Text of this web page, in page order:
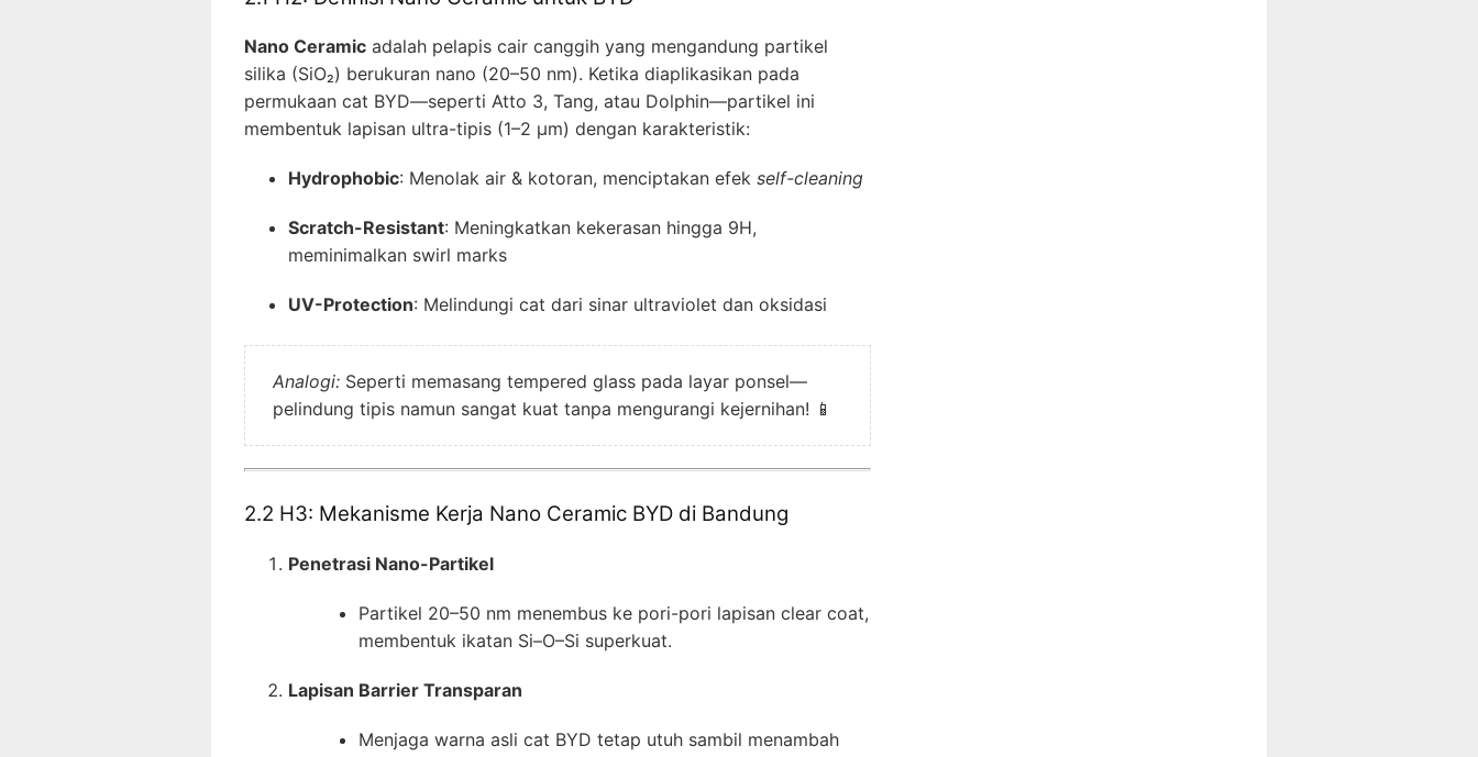
Nano Ceramic adalah pelapis cair canggih yang mengandung partikel
silika (SiO₂) berukuran nano (20–50 nm). Ketika diaplikasikan pada
permukaan cat BYD—seperti Atto 3, Tang, atau Dolphin—partikel ini
membentuk lapisan ultra-tipis (1–2 µm) dengan karakteristik:
Hydrophobic: Menolak air & kotoran, menciptakan efek self-cleaning
Scratch-Resistant: Meningkatkan kekerasan hingga 9H,
meminimalkan swirl marks
UV-Protection: Melindungi cat dari sinar ultraviolet dan oksidasi
Analogi: Seperti memasang tempered glass pada layar ponsel—
pelindung tipis namun sangat kuat tanpa mengurangi kejernihan! 📱
2.2 H3: Mekanisme Kerja Nano Ceramic BYD di Bandung
Penetrasi Nano-Partikel
Partikel 20–50 nm menembus ke pori-pori lapisan clear coat,
membentuk ikatan Si–O–Si superkuat.
Lapisan Barrier Transparan
Menjaga warna asli cat BYD tetap utuh sambil menambah